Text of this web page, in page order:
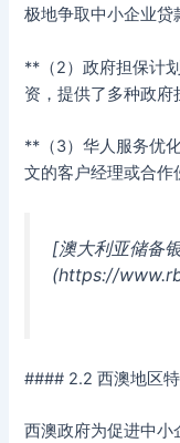
极地争取中小企业贷
**（2）政府担保计
资，提供了多种政府
**（3）华人服务优
文的客户经理或合作
[澳大利亚储备
(https://
#### 2.2 西澳地区
西澳政府为促进中小